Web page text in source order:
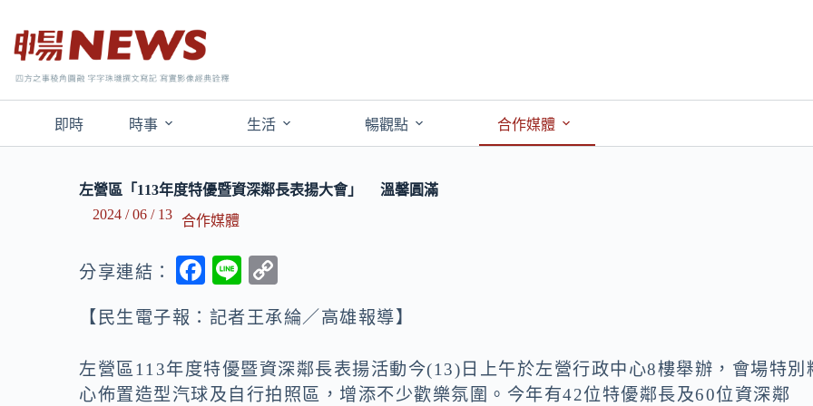
即時 時事 生活 暢觀點 合作媒體
左營區「113年度特優暨資深鄰長表揚大會」 溫馨圓滿
2024 / 06 / 13
合作媒體
分享連結：
F
e
b
o
Li
e
p
y
Li
【民生電子報：記者王承綸／高雄報導】
左營區113年度特優暨資深鄰長表揚活動今(13)日上午於左營行政中心8樓舉辦，會場特別
心佈置造型汽球及自行拍照區，增添不少歡樂氛圍。今年有42位特優鄰長及60位資深鄰